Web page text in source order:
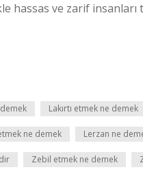
hassas ve zarif insanları
Lakırtı etmek ne demek
ne demek Lerzan ne
Zebil etmek ne demek